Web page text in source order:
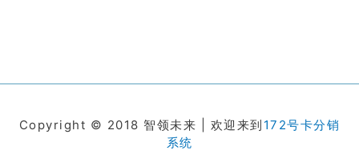
Copyright © 2018 智领未来 | 欢迎来到 172号卡分销
系统